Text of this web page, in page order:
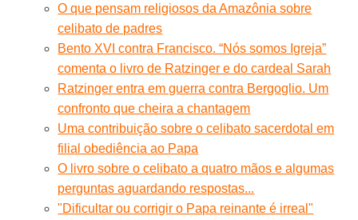
O que pensam religiosos da Amazônia sobre
celibato de padres
Bento XVI contra Francisco. “Nós somos Igreja”
comenta o livro de Ratzinger e do cardeal Sarah
Ratzinger entra em guerra contra Bergoglio. Um
confronto que cheira a chantagem
Uma contribuição sobre o celibato sacerdotal em
filial obediência ao Papa
O livro sobre o celibato a quatro mãos e algumas
perguntas aguardando respostas...
"Dificultar ou corrigir o Papa reinante é irreal"